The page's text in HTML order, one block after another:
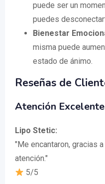
puede ser un
puedes
Bienestar
misma puede
estado de ánimo.
Reseñas de
Atención Excelente
Lipo Stetic:
"Me encantaron, gracias
atención."
5/5